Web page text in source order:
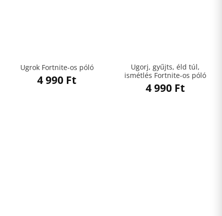
Ugrok Fortnite-os póló
4 990 Ft
Ugorj, gyűjts, éld túl,
ismétlés Fortnite-os póló
4 990 Ft